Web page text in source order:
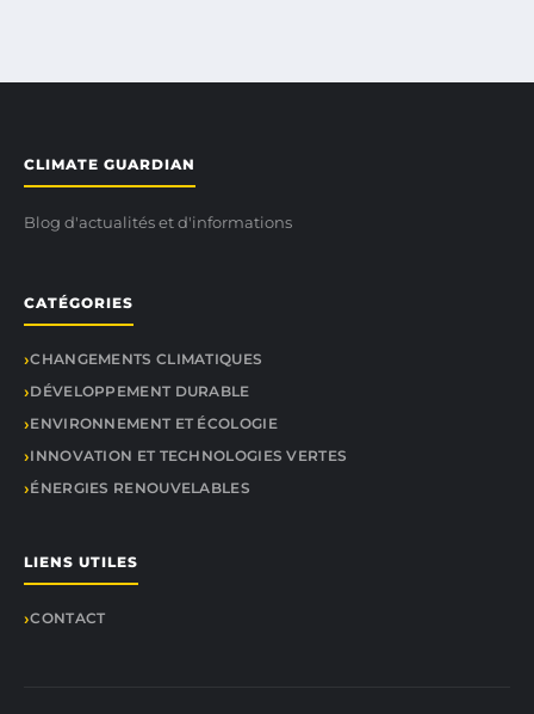
CLIMATE GUARDIAN
Blog d'actualités et d'informations
CATÉGORIES
CHANGEMENTS CLIMATIQUES
DÉVELOPPEMENT DURABLE
ENVIRONNEMENT ET ÉCOLOGIE
INNOVATION ET TECHNOLOGIES VERTES
ÉNERGIES RENOUVELABLES
LIENS UTILES
CONTACT